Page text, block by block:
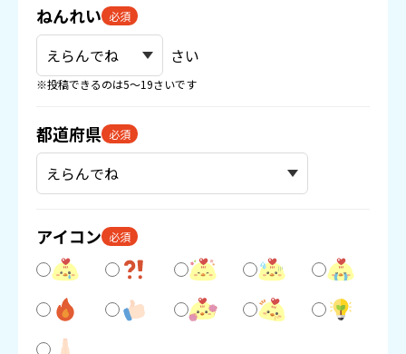
ねんれい 必須
さい
※投稿できるのは5〜19さいです
都道府県 必須
アイコン 必須